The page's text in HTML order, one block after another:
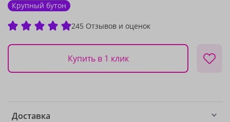
Крупный бутон
245 Отзывов и оценок
Купить в 1 клик
Доставка